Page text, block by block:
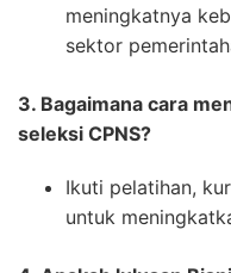
meningkatnya
sektor
3. Bagaimana cara
seleksi CPNS?
Ikuti pelatihan,
untuk